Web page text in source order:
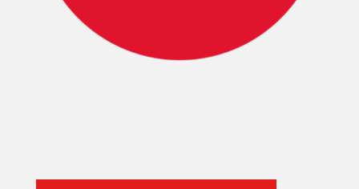
TECNOVITOS